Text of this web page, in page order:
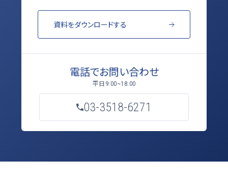
資料をダウンロードする
電話でお問い合わせ
平日 9:00~18:00
03-3518-6271